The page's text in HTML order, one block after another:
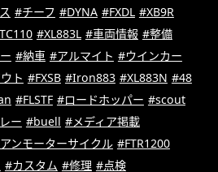
#チーフ #DYNA #FXDL #XB9R
#XL883L #車両情報 #整備
#納車 #アルマイト #ウインカー
ト #FXSB #Iron883 #XL883N #48
#FLSTF #ロードホッパー #scout
ー #buell #メディア掲載
ンモーターサイクル #FTR1200
#カスタム #修理 #点検